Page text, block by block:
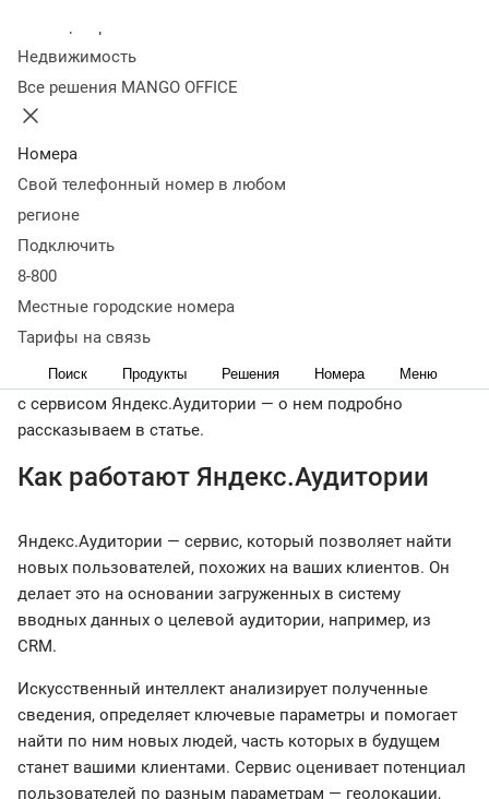
Недвижимость
Все решения MANGO OFFICE
Номера
Свой телефонный номер в любом
регионе
Подключить
8-800
Местные городские номера
Тарифы на связь
Поиск Продукты Решения Номера Меню
сегментов в Яндекс.Аудиториях
Яндекс.Аудитории
Яндекс.Аудиториях
рекламных кампаниях
Эффективность маркетинговой кампании зависит от
пользователям без разбора — бессмысленно. Если
адресат не заинтересован в продукте, даже самое
убедительное объявление не принесет никаких
результатов.
Найти потенциальных клиентов в интернете будет проще
с сервисом Яндекс.Аудитории — о нем подробно
рассказываем в статье.
Как работают Яндекс.Аудитории
Яндекс.Аудитории — сервис, который позволяет найти
новых пользователей, похожих на ваших клиентов. Он
делает это на основании загруженных в систему
вводных данных о целевой аудитории, например, из
CRM.
Искусственный интеллект анализирует полученные
сведения, определяет ключевые параметры и помогает
найти по ним новых людей, часть которых в будущем
станет вашими клиентами. Сервис оценивает потенциал
пользователей по разным параметрам — геолокации,